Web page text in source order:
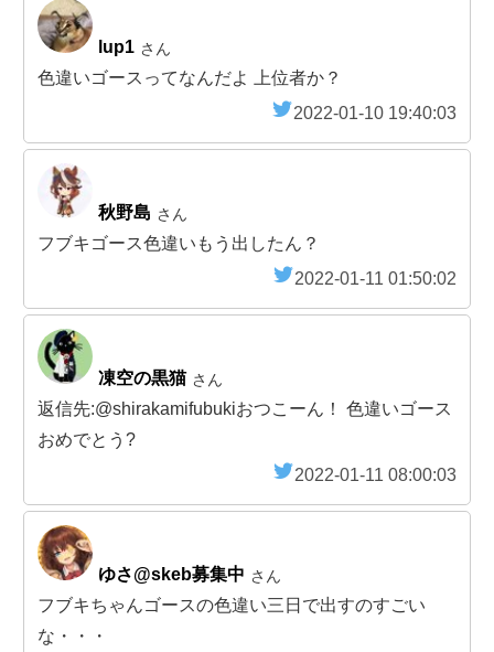
lup1 さん
色違いゴースってなんだよ 上位者か？
2022-01-10 19:40:03
秋野島 さん
フブキゴース色違いもう出したん？
2022-01-11 01:50:02
凍空の黒猫 さん
返信先:@shirakamifubukiおつこーん！ 色違いゴース
おめでとう?
2022-01-11 08:00:03
ゆさ@skeb募集中 さん
フブキちゃんゴースの色違い三日で出すのすごい
な・・・